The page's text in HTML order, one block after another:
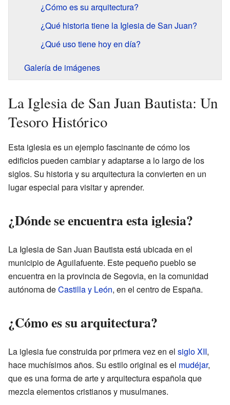
¿Cómo es su arquitectura?
¿Qué historia tiene la Iglesia de San Juan?
¿Qué uso tiene hoy en día?
Galería de imágenes
La Iglesia de San Juan Bautista: Un
Tesoro Histórico
Esta iglesia es un ejemplo fascinante de cómo los
edificios pueden cambiar y adaptarse a lo largo de los
siglos. Su historia y su arquitectura la convierten en un
lugar especial para visitar y aprender.
¿Dónde se encuentra esta iglesia?
La Iglesia de San Juan Bautista está ubicada en el
municipio de Aguilafuente. Este pequeño pueblo se
encuentra en la provincia de Segovia, en la comunidad
autónoma deCastilla y León, en el centro de España.
¿Cómo es su arquitectura?
La iglesia fue construida por primera vez en el siglo XII,
hace muchísimos años. Su estilo original es el mudéjar,
que es una forma de arte y arquitectura española que
mezcla elementos cristianos y musulmanes.